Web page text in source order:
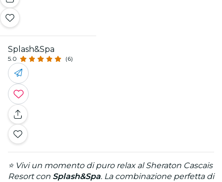
Splash&Spa
5.0 (6)
⭐ Vivi un momento di puro relax al Sheraton Cascais
Resort con Splash&Spa. La combinazione perfetta di